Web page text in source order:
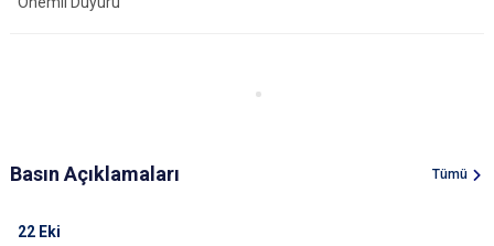
Basın Açıklamaları Tümü
22 Eki